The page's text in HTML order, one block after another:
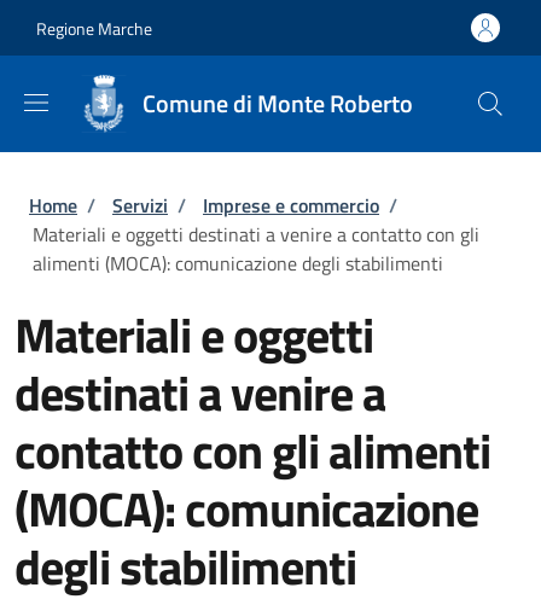
Regione Marche
Comune di Monte Roberto
Briciole di pane
Home / Servizi / Imprese e commercio /
Materiali e oggetti destinati a venire a contatto con gli
alimenti (MOCA): comunicazione degli stabilimenti
Materiali e oggetti
destinati a venire a
contatto con gli alimenti
(MOCA): comunicazione
degli stabilimenti